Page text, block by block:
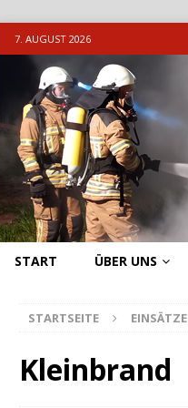
7. AUGUST 2026
START ÜBER UNS
STARTSEITE EINSÄTZE
Kleinbrand